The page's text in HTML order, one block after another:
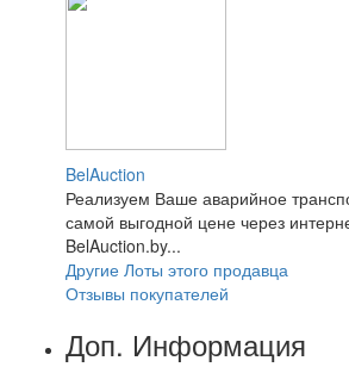
BelAuction
Реализуем Ваше аварийное
самой выгодной цене через
BelAuction.by...
Другие Лоты этого продавца
Отзывы покупателей
Доп. Информация